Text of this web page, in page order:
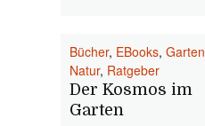
Bücher, EBooks, Garten
Natur, Ratgeber
Der Kosmos im
Garten